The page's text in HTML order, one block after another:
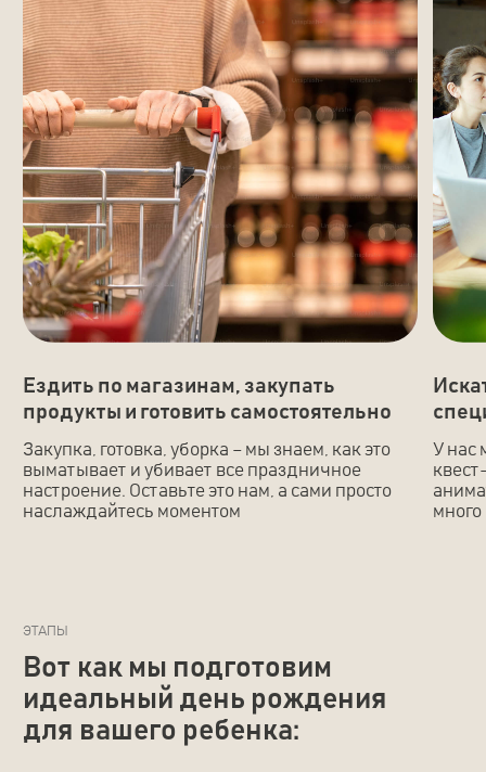
Поплавать в бассейне, поплескаться
в купели на свежем воздухе
и погреться в бане
Собраться своей
за большим столом и
перекусить
Дополнительно вы можете
ДОПОЛНИТЕЛЬНЫЕ УСЛУГИ
06
Квест-игры
Химическое шоу
Пенная вечеринка
Аквагрим
Поздравление от ростовых кукол
DJ и Музыкальное, световое
08